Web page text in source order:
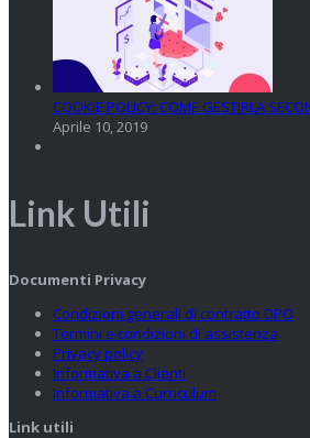
COOKIE POLICY: COME GESTIRLA
Aprile 10, 2019
Link Utili
Documenti Privacy
Condizioni generali di contratto DPO
Termini e condizioni di assistenza
Privacy policy
Informativa a Clienti
Informativa a Curriculum
Link utili